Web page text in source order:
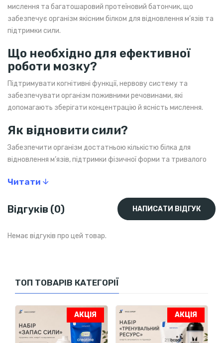
мислення та багатошаровий протеїновий батончик, що
забезпечує організм якісним білком для відновлення м’язів та
підтримки сили.
Що необхідно для ефективної
роботи мозку?
Підтримувати когнітивні функції, нервову систему та
забезпечувати організм поживними речовинами, які
допомагають зберігати концентрацію й ясність мислення.
Як відновити сили?
Забезпечити організм достатньою кількістю білка для
відновлення м’язів, підтримки фізичної форми та тривалого
Що входить до набору
Їжовик гребінчастий Mind Shi Lion’s Mane Mushroom,
реакції та адаптуватися до розумових навантажень і
стресу.
Сприяє підтримці когнітивних функцій і швидшому
відновленню після інтенсивної розумової та фізичної
діяльності.
Як приймати: по 2 капсули на день, запиваючи водою.
Читати
Відгуків (0) НАПИСАТИ ВІДГУК
Немає відгуків про цей товар.
ТОП ТОВАРІВ КАТЕГОРІЇ
АКЦІЯ АКЦІЯ